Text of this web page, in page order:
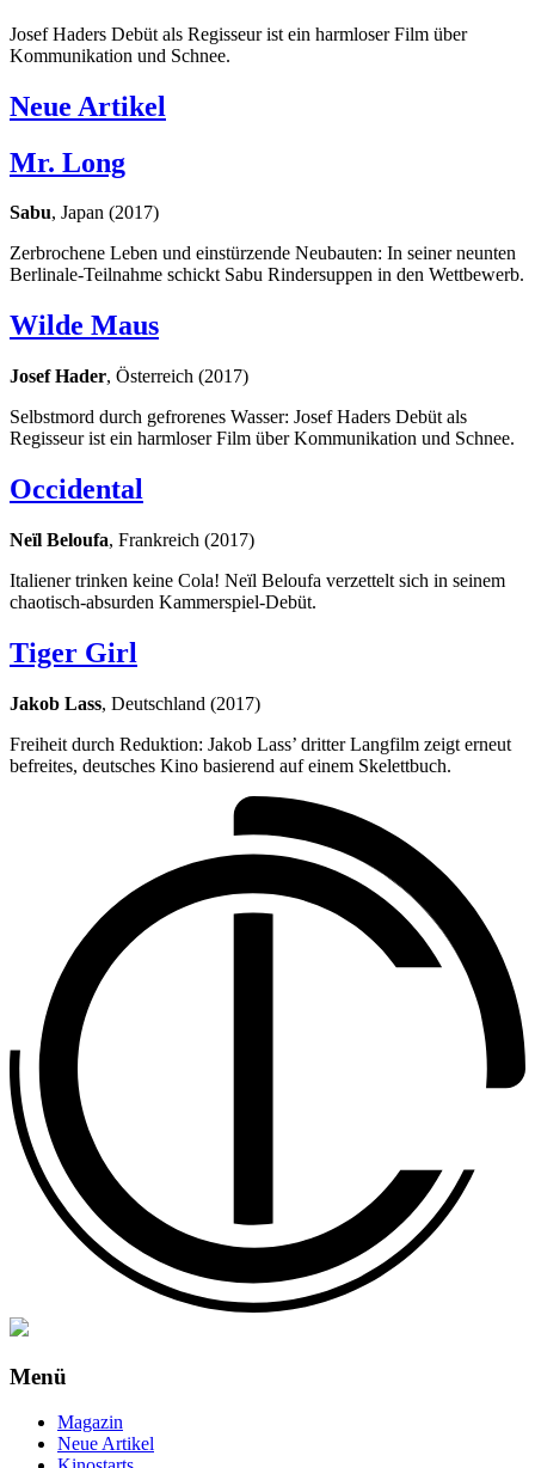
Josef Haders Debüt als Regisseur ist ein harmloser Film über
Kommunikation und Schnee.
Neue Artikel
Mr. Long
Sabu, Japan (2017)
Zerbrochene Leben und einstürzende Neubauten: In seiner neunten
Berlinale-Teilnahme schickt Sabu Rindersuppen in den Wettbewerb.
Wilde Maus
Josef Hader, Österreich (2017)
Selbstmord durch gefrorenes Wasser: Josef Haders Debüt als
Regisseur ist ein harmloser Film über Kommunikation und Schnee.
Occidental
Neïl Beloufa, Frankreich (2017)
Italiener trinken keine Cola! Neïl Beloufa verzettelt sich in seinem
chaotisch-absurden Kammerspiel-Debüt.
Tiger Girl
Jakob Lass, Deutschland (2017)
Freiheit durch Reduktion: Jakob Lass’ dritter Langfilm zeigt erneut
befreites, deutsches Kino basierend auf einem Skelettbuch.
Menü
Magazin
Neue Artikel